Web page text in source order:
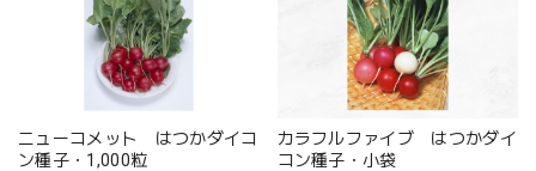
ニューコメット はつかダイコ
ン種子・1,000粒
カラフルファイブ はつかダイ
コン種子・小袋